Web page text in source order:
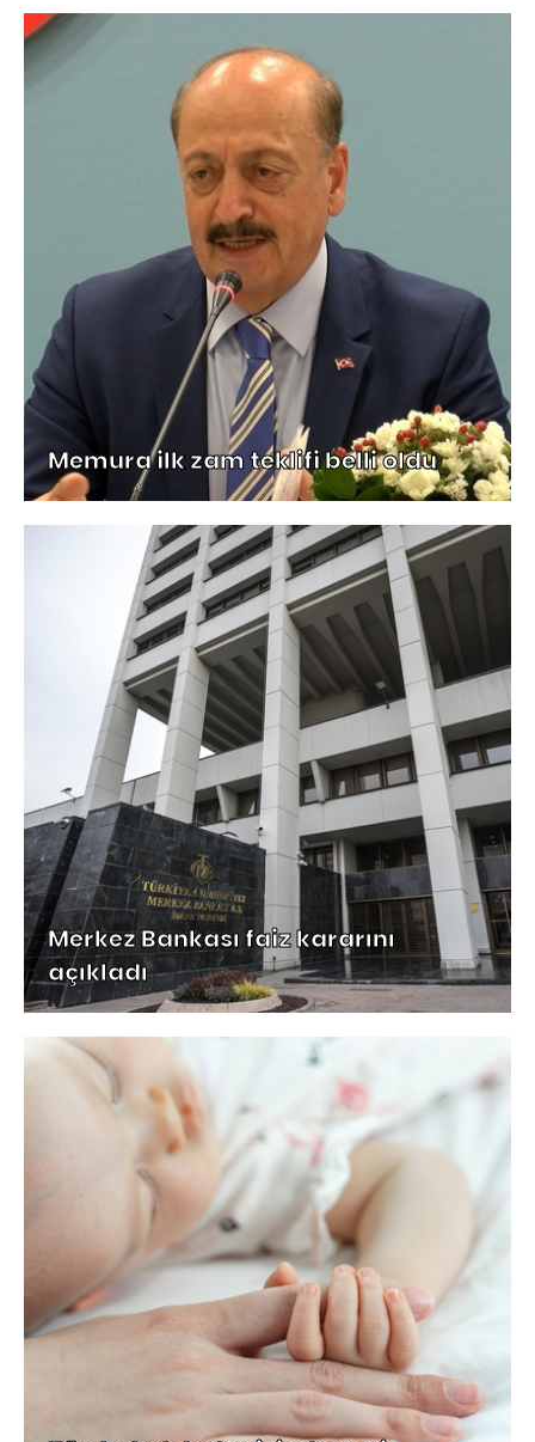
Memura ilk zam teklifi belli oldu
Merkez Bankası faiz kararını
açıkladı